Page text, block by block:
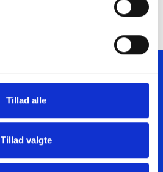
Tillad alle
Tillad valgte